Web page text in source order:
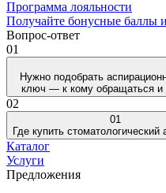
Программа лояльности
Получайте бонусные баллы
Вопрос-ответ
01
Нужно подобрать
ключ — к кому обращаться и
02
01
Где купить стоматологический
Каталог
Услуги
Предложения